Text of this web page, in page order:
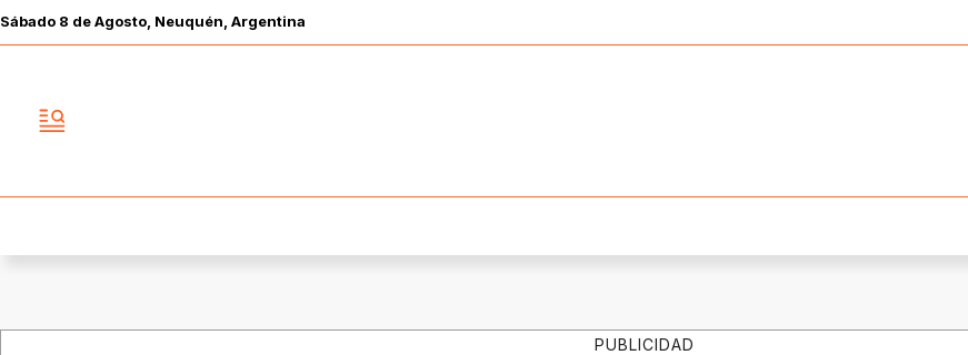
Sábado 8 deAgosto , Neuquén, Argentina
PUBLICIDAD